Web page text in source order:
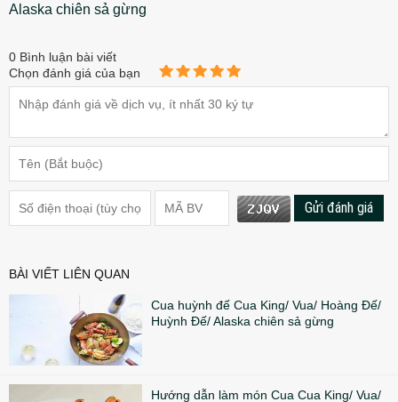
Alaska chiên sả gừng
0 Bình luận bài viết
Chọn đánh giá của bạn
Gửi đánh giá
BÀI VIẾT LIÊN QUAN
Cua huỳnh đế Cua King/ Vua/ Hoàng Đế/
Huỳnh Đế/ Alaska chiên sả gừng
Hướng dẫn làm món Cua Cua King/ Vua/